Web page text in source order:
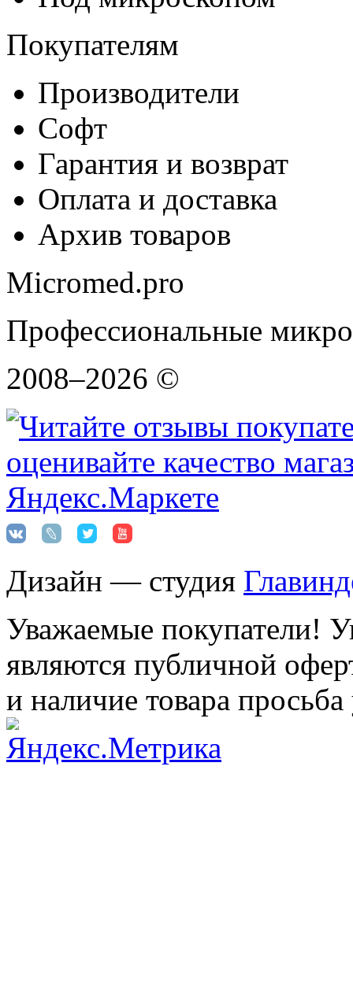
Покупателям
Производители
Софт
Гарантия и возврат
Оплата и доставка
Архив товаров
Micromed.pro
Профессиональные
2008–2026 ©
Дизайн — студия
Уважаемые покупатели!
являются публичной
и наличие товара